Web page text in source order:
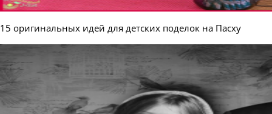
15 оригинальных идей для детских поделок на Пасху